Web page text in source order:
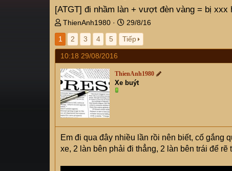
[ATGT] đi nhầm làn + vượt đèn vàng = bị xxx
T
h
e
a
d
s
t
a
r
t
e
r
ThienAnh1980
N
g
à
y
i
29/8/16
1
2 3 4 5 Tiếp
10:18 29/08/2016
ThienAnh1980
Xe buýt
Em đi qua đây nhiều lần rồi nên biết, cố gắng
xe, 2 làn bên phải đi thẳng, 2 làn bên trái để